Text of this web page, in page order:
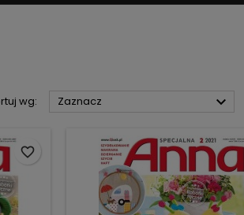
wg: Zaznacz 
favorite_border